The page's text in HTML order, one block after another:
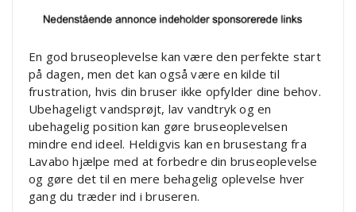
En god bruseoplevelse kan være den perfekte start
på dagen, men det kan også være en kilde til
frustration, hvis din bruser ikke opfylder dine behov.
Ubehageligt vandsprøjt, lav vandtryk og en
ubehagelig position kan gøre bruseoplevelsen
mindre end ideel. Heldigvis kan en brusestang fra
Lavabo hjælpe med at forbedre din bruseoplevelse
og gøre det til en mere behagelig oplevelse hver
gang du træder ind i bruseren.